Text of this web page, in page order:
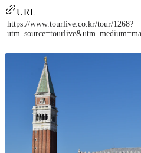
URL
https://www.tourlive.co.kr/tour/1268?